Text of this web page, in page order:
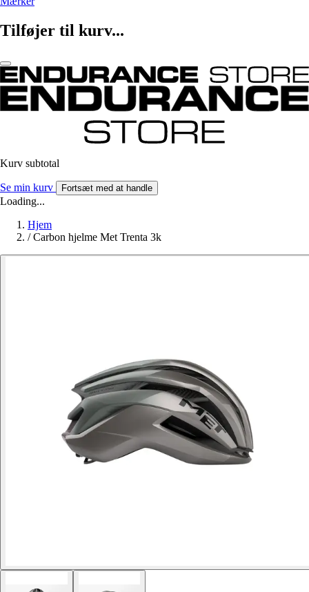
Tilføjer til kurv...
Kurv subtotal
Se min kurv Fortsæt med at handle
Loading...
Hjem
/ Carbon hjelme Met Trenta 3k